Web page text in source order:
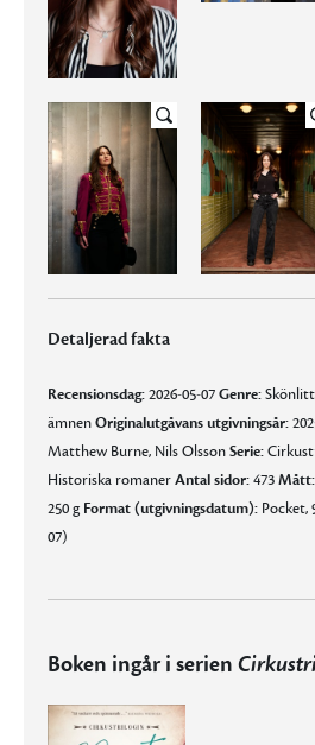
Detaljerad fakta
Recensionsdag:2026-05-07Genre:
ämnenOriginalutgåvans utgivningsår:
Matthew Burne, Nils OlssonSerie:
Historiska romanerAntal sidor:473Mått:
250 g Format (utgivningsdatum): Pocket,
07)
Boken ingår i serien